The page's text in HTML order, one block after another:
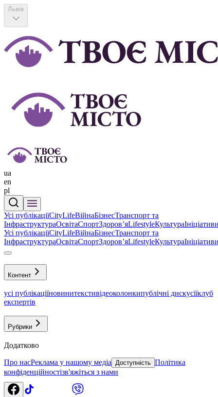
Львів
ua
en
pl
Усі публікаціїCityLifeВійнаБізнесТранспорт та
ІнфраструктураОсвітаСпортЗдоровʼяLifestyleКультура
Усі публікаціїCityLifeВійнаБізнесТранспорт та
ІнфраструктураОсвітаСпортЗдоровʼяLifestyleКультура
Контент
усі публікаціїновинитекстивідеоколонкипублічні дискусіїклуб
експертів
Рубрики
Додатково
Про насРеклама у нашому медіа Доступність Політика
конфіденційностізв'яжіться з нами